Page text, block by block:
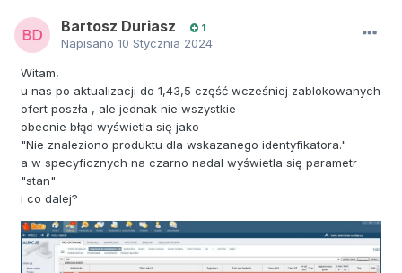
Bartosz Duriasz 1
Napisano 10 Stycznia 2024
Witam,
u nas po aktualizacji do 1,43,5 część wcześniej zablokowanych
ofert poszła , ale jednak nie wszystkie
obecnie błąd wyświetla się jako
"Nie znaleziono produktu dla wskazanego identyfikatora."
a w specyficznych na czarno nadal wyświetla się parametr
"stan"
i co dalej?